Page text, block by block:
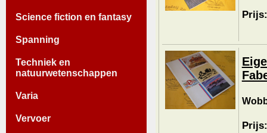
Science fiction en fantasy
Spanning
Techniek en
natuurwetenschappen
Varia
Vervoer